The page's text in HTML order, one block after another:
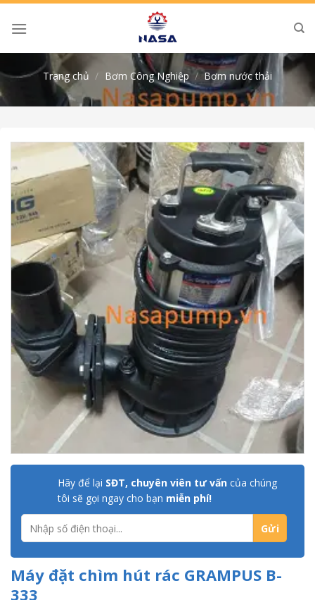
Skip
Trang chủ / Bơm Công Nghiệp / Bơm nước thải
Hãy để lại SĐT, chuyên viên tư vấn của chúng
tôi sẽ gọi ngay cho bạn miễn phí!
Máy đặt chìm hút rác GRAMPUS B-
333